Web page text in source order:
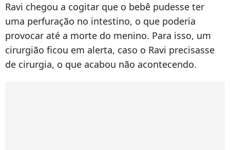
Ravi chegou a cogitar que o bebê pudesse ter
uma perfuração no intestino, o que poderia
provocar até a morte do menino. Para isso, um
cirurgião ficou em alerta, caso o Ravi precisasse
de cirurgia, o que acabou não acontecendo.